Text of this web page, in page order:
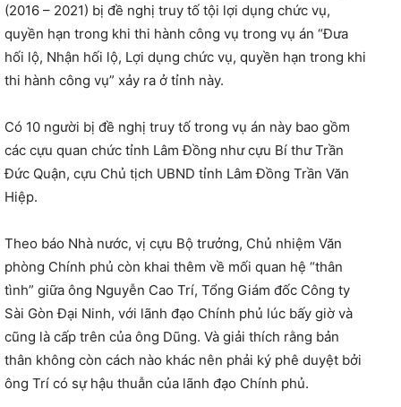
(2016 – 2021) bị đề nghị truy tố tội lợi dụng chức vụ,
quyền hạn trong khi thi hành công vụ trong vụ án “Đưa
hối lộ, Nhận hối lộ, Lợi dụng chức vụ, quyền hạn trong khi
thi hành công vụ” xảy ra ở tỉnh này.
Có 10 người bị đề nghị truy tố trong vụ án này bao gồm
các cựu quan chức tỉnh Lâm Đồng như cựu Bí thư Trần
Đức Quận, cựu Chủ tịch UBND tỉnh Lâm Đồng Trần Văn
Hiệp.
Theo báo Nhà nước, vị cựu Bộ trưởng, Chủ nhiệm Văn
phòng Chính phủ còn khai thêm về mối quan hệ “thân
tình” giữa ông Nguyễn Cao Trí, Tổng Giám đốc Công ty
Sài Gòn Đại Ninh, với lãnh đạo Chính phủ lúc bấy giờ và
cũng là cấp trên của ông Dũng. Và giải thích rằng bản
thân không còn cách nào khác nên phải ký phê duyệt bởi
ông Trí có sự hậu thuẫn của lãnh đạo Chính phủ.